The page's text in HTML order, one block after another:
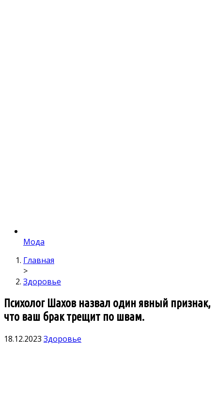
Мода
Главная
>
Здоровье
Психолог Шахов назвал один явный признак,
что ваш брак трещит по швам.
18.12.2023 Здоровье